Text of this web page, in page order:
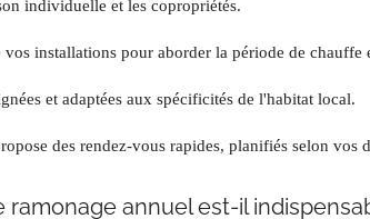
individuelle et les copropriétés.
installations pour aborder la période de chauffe
et adaptées aux spécificités de l'habitat local.
des rendez-vous rapides, planifiés selon vos
ramonage annuel est-il